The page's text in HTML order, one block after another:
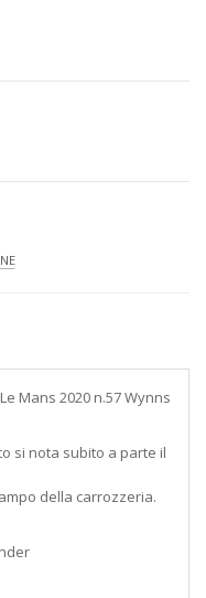
Mans 2020 n.57 Wynns
si nota subito a parte il
della carrozzeria.